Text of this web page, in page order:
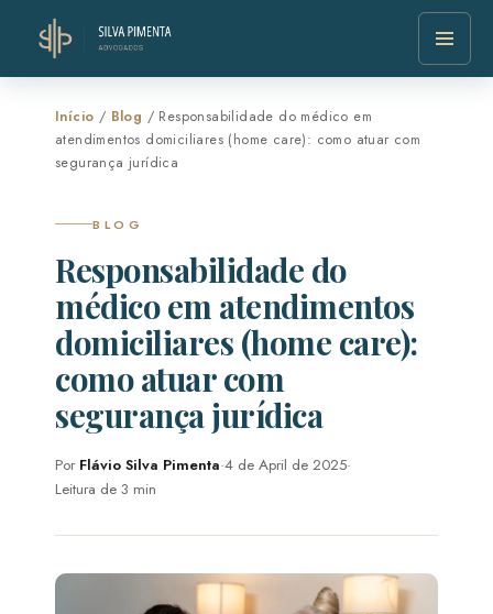
Início / Blog / Responsabilidade do médico em
atendimentos domiciliares (home care): como atuar com
segurança jurídica
BLOG
Responsabilidade do
médico em atendimentos
domiciliares (home care):
como atuar com
segurança jurídica
Por Flávio Silva Pimenta·4 de April de 2025·
Leitura de 3 min